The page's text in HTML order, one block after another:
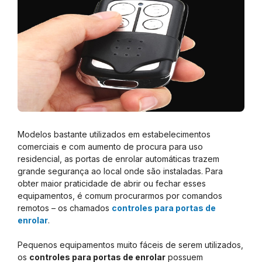
Modelos bastante utilizados em estabelecimentos
comerciais e com aumento de procura para uso
residencial, as portas de enrolar automáticas trazem
grande segurança ao local onde são instaladas. Para
obter maior praticidade de abrir ou fechar esses
equipamentos, é comum procurarmos por comandos
remotos – os chamados controles para portas de
enrolar.
Pequenos equipamentos muito fáceis de serem utilizados,
os controles para portas de enrolar possuem